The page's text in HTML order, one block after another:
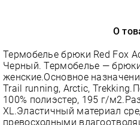
О
Термобелье брюки Red Fox
Черный. Термобелье —
женские.Основное
Trail running, Arctic,
100% полиэстер, 195 г/
XL.Эластичный материал
превосходными